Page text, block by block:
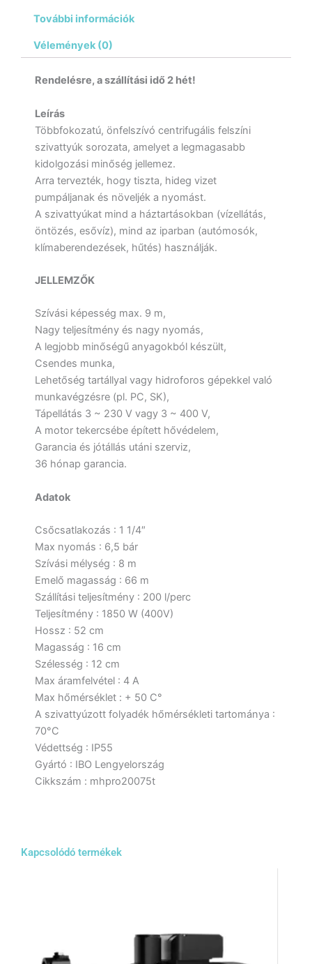
További információk
Vélemények (0)
Rendelésre, a szállítási idő 2 hét!
Leírás
Többfokozatú, önfelszívó centrifugális felszíni
szivattyúk sorozata, amelyet a legmagasabb
kidolgozási minőség jellemez.
Arra tervezték, hogy tiszta, hideg vizet
pumpáljanak és növeljék a nyomást.
A szivattyúkat mind a háztartásokban (vízellátás,
öntözés, esővíz), mind az iparban (autómosók,
klímaberendezések, hűtés) használják.
JELLEMZŐK
Szívási képesség max. 9 m,
Nagy teljesítmény és nagy nyomás,
A legjobb minőségű anyagokból készült,
Csendes munka,
Lehetőség tartállyal vagy hidroforos gépekkel való
munkavégzésre (pl. PC, SK),
Tápellátás 3 ~ 230 V vagy 3 ~ 400 V,
A motor tekercsébe épített hővédelem,
Garancia és jótállás utáni szerviz,
36 hónap garancia.
Adatok
Csőcsatlakozás : 1 1/4″
Max nyomás : 6,5 bár
Szívási mélység : 8 m
Emelő magasság : 66 m
Szállítási teljesítmény : 200 l/perc
Teljesítmény : 1850 W (400V)
Hossz : 52 cm
Magasság : 16 cm
Szélesség : 12 cm
Max áramfelvétel : 4 A
Max hőmérséklet : + 50 C°
A szivattyúzott folyadék hőmérsékleti tartománya :
70°C
Védettség : IP55
Gyártó : IBO Lengyelország
Cikkszám : mhpro20075t
Kapcsolódó termékek